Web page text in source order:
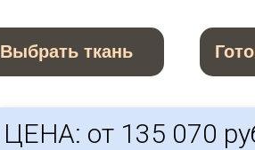
Выбрать ткань
ЦЕНА: от 135 070